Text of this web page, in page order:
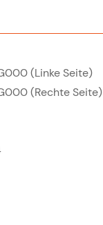
(Linke Seite)
(Rechte Seite)